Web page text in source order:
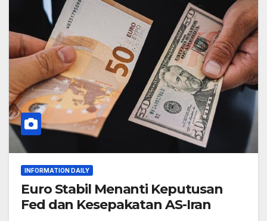
INFORMATION DAILY
Euro Stabil Menanti Keputusan
Fed dan Kesepakatan AS-Iran